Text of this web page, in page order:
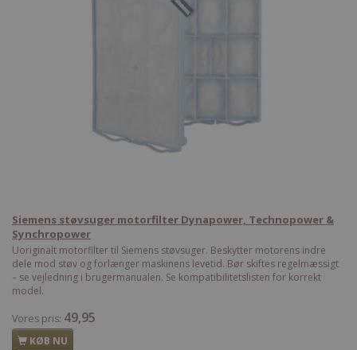
Siemens støvsuger motorfilter Dynapower, Technopower &
Synchropower
Uoriginalt motorfilter til Siemens støvsuger. Beskytter motorens indre
dele mod støv og forlænger maskinens levetid. Bør skiftes regelmæssigt
– se vejledning i brugermanualen. Se kompatibilitetslisten for korrekt
model.
Vores pris: 49,95
KØB NU